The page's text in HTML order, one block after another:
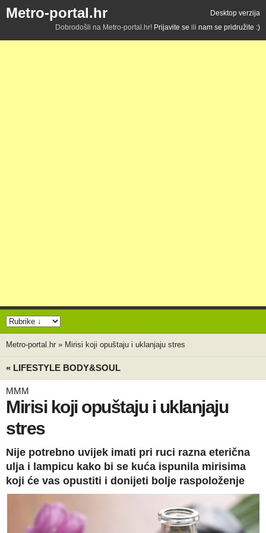
Metro-portal.hr
Desktop verzija
Dobrodošli na Metro-portal.hr! Prijavite se ili nam se pridružite :)
Metro-portal.hr » Mirisi koji opuštaju i uklanjaju stres
« LIFESTYLE BODY&SOUL
MMM
Mirisi koji opuštaju i uklanjaju
stres
Nije potrebno uvijek imati pri ruci razna eterična
ulja i lampicu kako bi se kuća ispunila mirisima
koji će vas opustiti i donijeti bolje raspoloženje